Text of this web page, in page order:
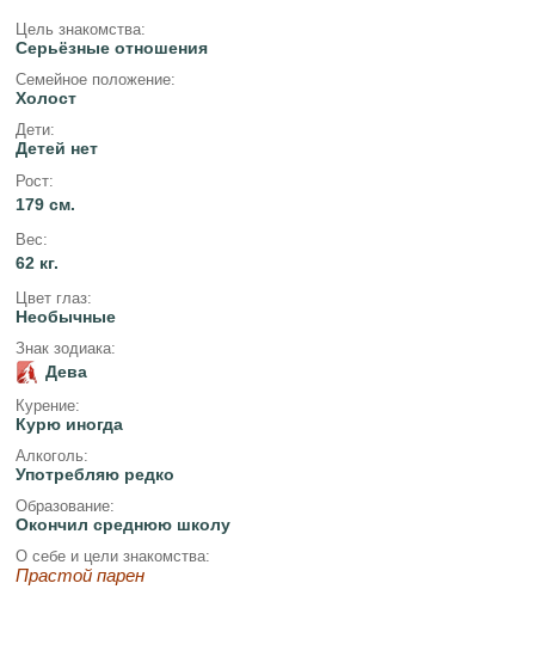
Цель знакомства:
Серьёзные отношения
Семейное положение:
Холост
Дети:
Детей нет
Рост:
179 см.
Вес:
62 кг.
Цвет глаз:
Необычные
Знак зодиака:
Дева
Курение:
Курю иногда
Алкоголь:
Употребляю редко
Образование:
Окончил среднюю школу
О себе и цели знакомства:
Прастой парен